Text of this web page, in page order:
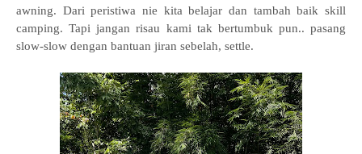
awning. Dari peristiwa nie kita belajar dan tambah baik skill
camping. Tapi jangan risau kami tak bertumbuk pun.. pasang
slow-slow dengan bantuan jiran sebelah, settle.